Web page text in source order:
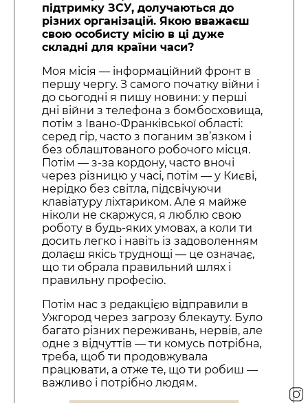
підтримку ЗСУ, долучаються до
різних організацій. Якою вважаєш
свою особисту місію в ці дуже
складні для країни часи?
Моя місія — інформаційний фронт в
першу чергу. З самого початку війни і
до сьогодні я пишу новини: у перші
дні війни з телефона з бомбосховища,
потім з Івано-Франківської області:
серед гір, часто з поганим зв’язком і
без облаштованого робочого місця.
Потім — з-за кордону, часто вночі
через різницю у часі, потім — у Києві,
нерідко без світла, підсвічуючи
клавіатуру ліхтариком. Але я майже
ніколи не скаржуся, я люблю свою
роботу в будь-яких умовах, а коли ти
досить легко і навіть із задоволенням
долаєш якісь труднощі — це означає,
що ти обрала правильний шлях і
правильну професію.
Потім нас з редакцією відправили в
Ужгород через загрозу блекауту. Було
багато різних переживань, нервів, але
одне з відчуттів — ти комусь потрібна,
треба, щоб ти продовжувала
працювати, а отже те, що ти робиш —
важливо і потрібно людям.